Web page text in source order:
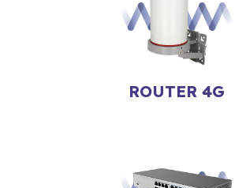
ROUTER 4G